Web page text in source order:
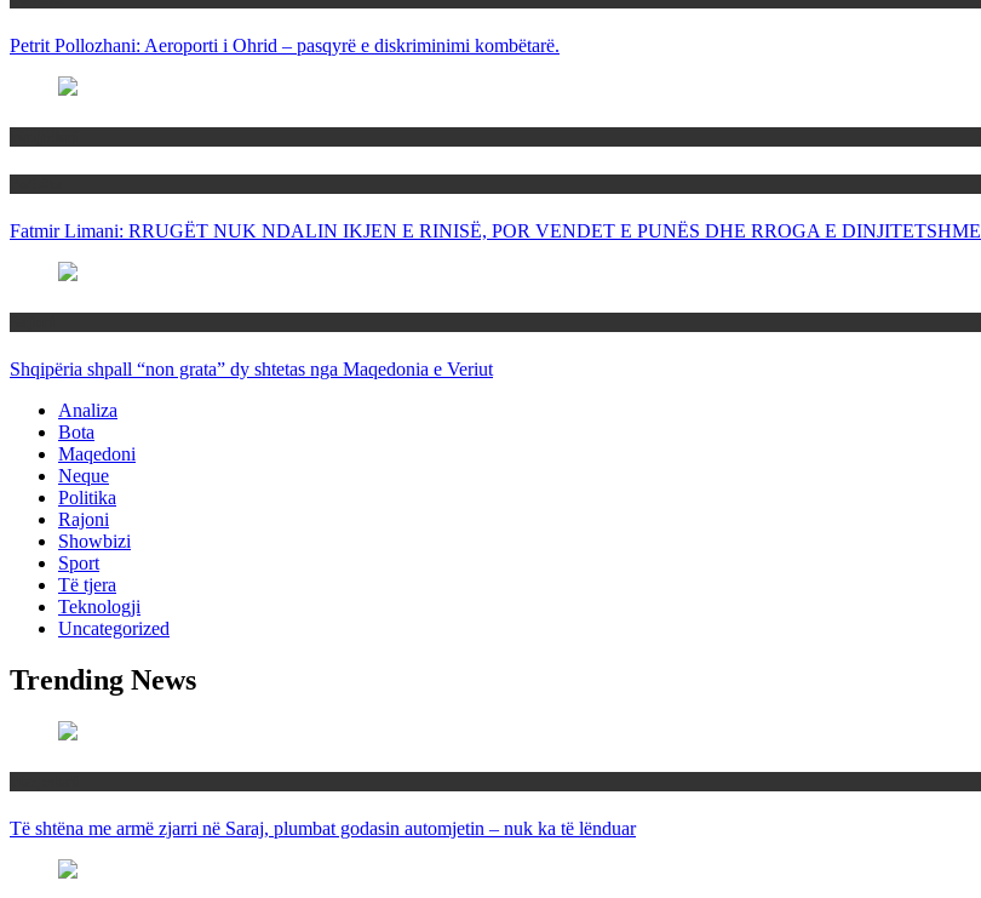
Petrit Pollozhani: Aeroporti i Ohrid – pasqyrë e diskriminimi kombëtarë.
Fatmir Limani: RRUGËT NUK NDALIN IKJEN E RINISË, POR VENDET E PUNËS DHE RROGA E DINJITETSHME
Shqipëria shpall “non grata” dy shtetas nga Maqedonia e Veriut
Analiza
Bota
Maqedoni
Neque
Politika
Rajoni
Showbizi
Sport
Të tjera
Teknologji
Uncategorized
Trending News
Të shtëna me armë zjarri në Saraj, plumbat godasin automjetin – nuk ka të lënduar